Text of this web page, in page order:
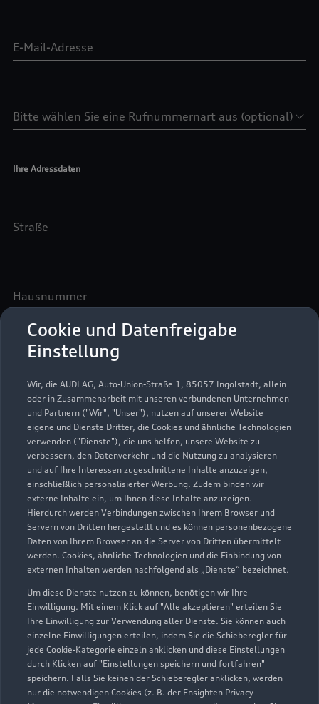
Cookie und Datenfreigabe
Einstellung
Wir, die AUDI AG, Auto-Union-Straße 1, 85057 Ingolstadt, allein
oder in Zusammenarbeit mit unseren verbundenen Unternehmen
und Partnern ("Wir", "Unser"), nutzen auf unserer Website
eigene und Dienste Dritter, die Cookies und ähnliche Technologien
verwenden ("Dienste"), die uns helfen, unsere Website zu
verbessern, den Datenverkehr und die Nutzung zu analysieren
und auf Ihre Interessen zugeschnittene Inhalte anzuzeigen,
einschließlich personalisierter Werbung. Zudem binden wir
externe Inhalte ein, um Ihnen diese Inhalte anzuzeigen.
Hierdurch werden Verbindungen zwischen Ihrem Browser und
Servern von Dritten hergestellt und es können personenbezogene
Daten von Ihrem Browser an die Server von Dritten übermittelt
werden. Cookies, ähnliche Technologien und die Einbindung von
externen Inhalten werden nachfolgend als „Dienste“ bezeichnet.
Um diese Dienste nutzen zu können, benötigen wir Ihre
Einwilligung. Mit einem Klick auf "Alle akzeptieren" erteilen Sie
Ihre Einwilligung zur Verwendung aller Dienste. Sie können auch
einzelne Einwilligungen erteilen, indem Sie die Schieberegler für
jede Cookie-Kategorie einzeln anklicken und diese Einstellungen
durch Klicken auf "Einstellungen speichern und fortfahren"
speichern. Falls Sie keinen der Schieberegler anklicken, werden
nur die notwendigen Cookies (z. B. der Ensighten Privacy